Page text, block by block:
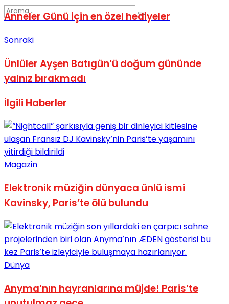
No Result
View All Result
Anneler Günü için en özel hediyeler
Sonraki
Ünlüler Ayşen Batıgün’ü doğum gününde
yalnız bırakmadı
İlgili Haberler
Magazin
Elektronik müziğin dünyaca ünlü ismi
Kavinsky, Paris’te ölü bulundu
Dünya
Anyma’nın hayranlarına müjde! Paris’te